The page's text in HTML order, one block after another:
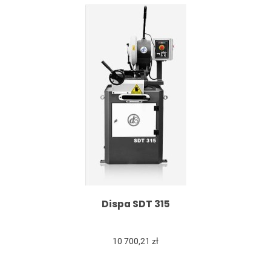
Dispa SDT 315
10 700,21 zł